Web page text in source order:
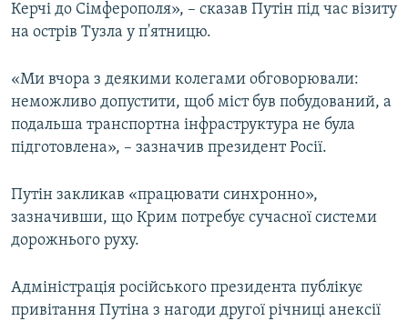
Керчі до Сімферополя», – сказав Путін під час візиту
на острів Тузла у п'ятницю.
«Ми вчора з деякими колегами обговорювали:
неможливо допустити, щоб міст був побудований, а
подальша транспортна інфраструктура не була
підготовлена», – зазначив президент Росії.
Путін закликав «працювати синхронно»,
зазначивши, що Крим потребує сучасної системи
дорожнього руху.
Адміністрація російського президента публікує
привітання Путіна з нагоди другої річниці анексії